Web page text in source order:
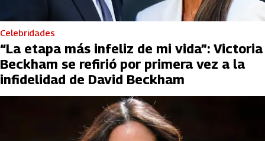
Celebridades
“La etapa más infeliz de mi vida”: Victoria
Beckham se refirió por primera vez a la
infidelidad de David Beckham